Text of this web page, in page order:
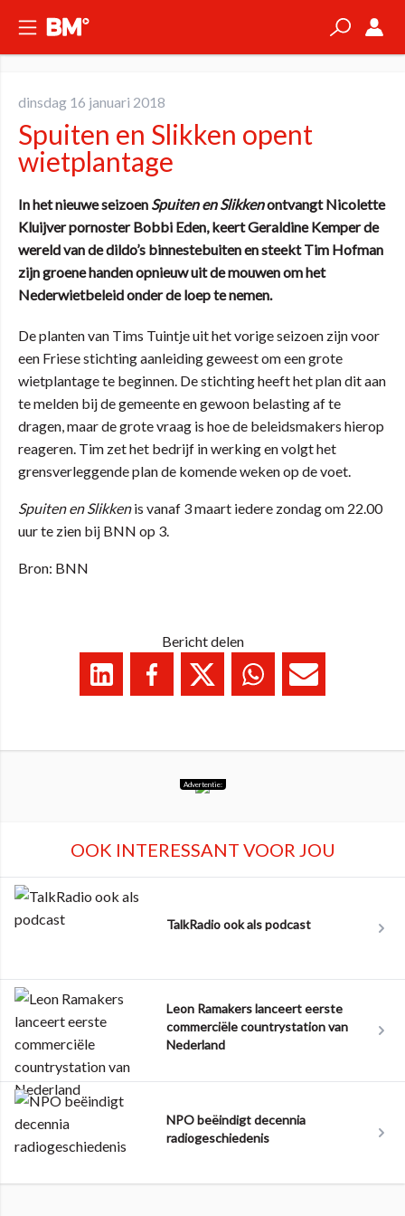
dinsdag 16 januari 2018
Spuiten en Slikken opent
wietplantage
In het nieuwe seizoen Spuiten en Slikkenontvangt Nicolette
Kluijver pornoster Bobbi Eden, keert Geraldine Kemper de
wereld van de dildo’s binnestebuiten en steekt Tim Hofman
zijn groene handen opnieuw uit de mouwen om het
Nederwietbeleid onder de loep te nemen.
De planten van Tims Tuintje uit het vorige seizoen zijn voor
een Friese stichting aanleiding geweest om een grote
wietplantage te beginnen. De stichting heeft het plan dit aan
te melden bij de gemeente en gewoon belasting af te
dragen, maar de grote vraag is hoe de beleidsmakers hierop
reageren. Tim zet het bedrijf in werking en volgt het
grensverleggende plan de komende weken op de voet.
Spuiten en Slikkenis vanaf 3 maart iedere zondag om 22.00
uur te zien bij BNN op 3.
Bron: BNN
Bericht delen
Advertentie:
OOK INTERESSANT VOOR JOU
TalkRadio ook als podcast
Leon Ramakers lanceert eerste
commerciële countrystation van
Nederland
NPO beëindigt decennia
radiogeschiedenis